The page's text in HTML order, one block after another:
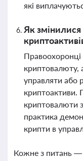
які
Як
управляти або
криптоактиви.
криптовалюти
практика
крипти в
Кожне з питань —